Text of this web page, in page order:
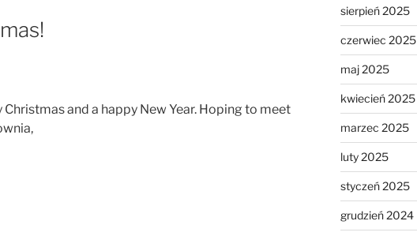
Christmas and a happy New Year. Hoping to meet
sierpień 2025
czerwiec 2025
maj 2025
kwiecień 2025
marzec 2025
luty 2025
styczeń 2025
grudzień 2024